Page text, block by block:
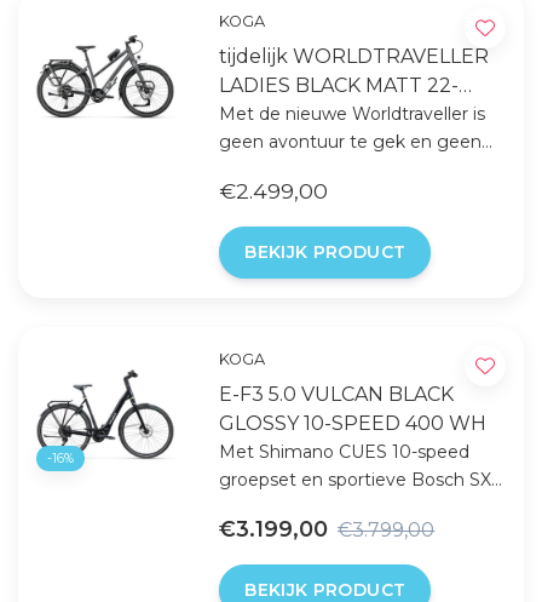
KOGA
tijdelijk WORLDTRAVELLER
LADIES BLACK MATT 22-
SPEED
Met de nieuwe Worldtraveller is
geen avontuur te gek en geen
onze ambassadeur hebben we
gekeken hoe we onze
vakantiefiets verder konden
verbeteren. Dat resulteerde in
€2.499,00
BEKIJK PRODUCT
-16%
KOGA
E-F3 5.0 VULCAN BLACK
GLOSSY 10-SPEED 400 WH
Met Shimano CUES 10-speed
groepset en sportieve Bosch SX
deze e-bike een soepele en
efficiënte rijervaring op elke rit.
€3.199,00 €3.799,00
BEKIJK PRODUCT